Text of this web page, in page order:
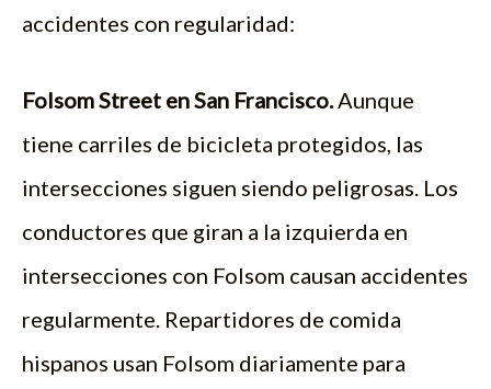
accidentes con regularidad:
Folsom Street en San Francisco. Aunque
tiene carriles de bicicleta protegidos, las
intersecciones siguen siendo peligrosas. Los
conductores que giran a la izquierda en
intersecciones con Folsom causan accidentes
regularmente. Repartidores de comida
hispanos usan Folsom diariamente para